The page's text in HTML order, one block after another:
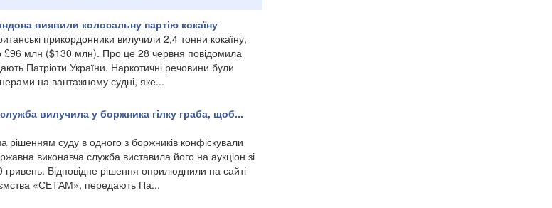
виявили колосальну партію кокаїну
прикордонники вилучили 2,4 тонни кокаїну,
£96 млн ($130 млн). Про це 28 червня повідомила
Патріоти України. Наркотичні речовини були
на вантажному судні, яке...
вилучила у боржника гілку граба, щоб...
рішенням суду в одного з боржників конфіскували
виконавча служба виставила його на аукціон зі
Відповідне рішення оприлюднили на сайті
«СЕТАМ», передають Па...